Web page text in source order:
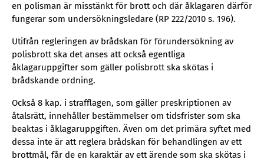
en polisman är misstänkt för brott och där åklagaren därför
fungerar som undersökningsledare (RP 222/2010 s. 196).
Utifrån regleringen av brådskan för förundersökning av
polisbrott ska det anses att också egentliga
åklagaruppgifter som gäller polisbrott ska skötas i
brådskande ordning.
Också 8 kap. i strafflagen, som gäller preskriptionen av
åtalsrätt, innehåller bestämmelser om tidsfrister som ska
beaktas i åklagaruppgiften. Även om det primära syftet med
dessa inte är att reglera brådskan för behandlingen av ett
brottmål, får de en karaktär av ett ärende som ska skötas i